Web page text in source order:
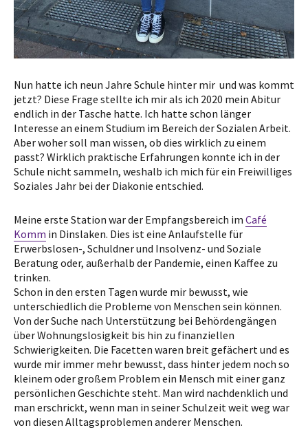
Nun hatte ich neun Jahre Schule hinter mir und was kommt
jetzt? Diese Frage stellte ich mir als ich 2020 mein Abitur
endlich in der Tasche hatte. Ich hatte schon länger
Interesse an einem Studium im Bereich der Sozialen Arbeit.
Aber woher soll man wissen, ob dies wirklich zu einem
passt? Wirklich praktische Erfahrungen konnte ich in der
Schule nicht sammeln, weshalb ich mich für ein Freiwilliges
Soziales Jahr bei der Diakonie entschied.
Meine erste Station war der Empfangsbereich im Café
Komm in Dinslaken. Dies ist eine Anlaufstelle für
Erwerbslosen-, Schuldner und Insolvenz- und Soziale
Beratung oder, außerhalb der Pandemie, einen Kaffee zu
trinken.
Schon in den ersten Tagen wurde mir bewusst, wie
unterschiedlich die Probleme von Menschen sein können.
Von der Suche nach Unterstützung bei Behördengängen
über Wohnungslosigkeit bis hin zu finanziellen
Schwierigkeiten. Die Facetten waren breit gefächert und es
wurde mir immer mehr bewusst, dass hinter jedem noch so
kleinem oder großem Problem ein Mensch mit einer ganz
persönlichen Geschichte steht. Man wird nachdenklich und
man erschrickt, wenn man in seiner Schulzeit weit weg war
von diesen Alltagsproblemen anderer Menschen.